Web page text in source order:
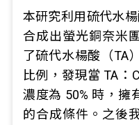
本研究利用硫代水
合成出螢光銅奈米
了硫代水楊酸（TA
比例，發現當 TA：
濃度為 50% 時，擁
的合成條件。之後